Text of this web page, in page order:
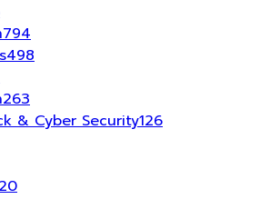
794
498
263
& Cyber Security126